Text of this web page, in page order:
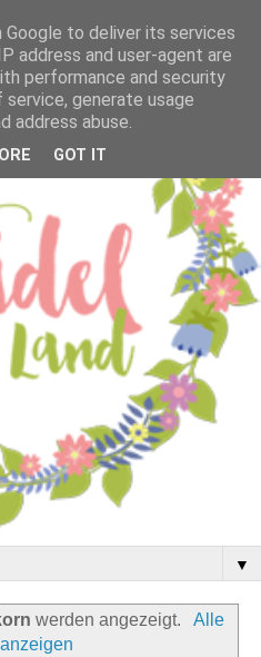
▼
werden angezeigt.
Alle
to deliver its services
address and user-agent are
performance and security
generate usage
address abuse.
GOT IT